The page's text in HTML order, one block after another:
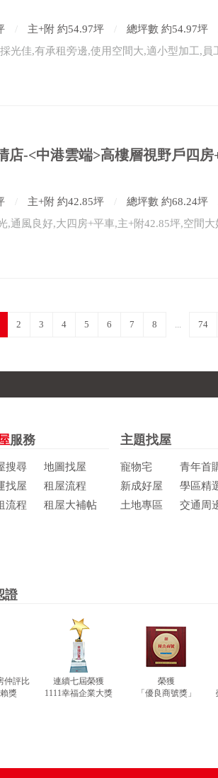
主+附 約54.97坪 總坪數 約54.97坪
店-<中港雲端>高樓層視野戶四房
主+附 約42.85坪 總坪數 約68.24坪
2 3 4 5 6 7 8 ... 74
服務
搜尋
地圖找屋
找屋
租屋流程
流程
租屋大補帖
主題找屋
寵物宅
青年首
新成好屋
學區精
土地專區
交通周
證
仲評比
獎
連續七屆榮獲
1111幸福企業大獎
榮獲
「優良商號獎」